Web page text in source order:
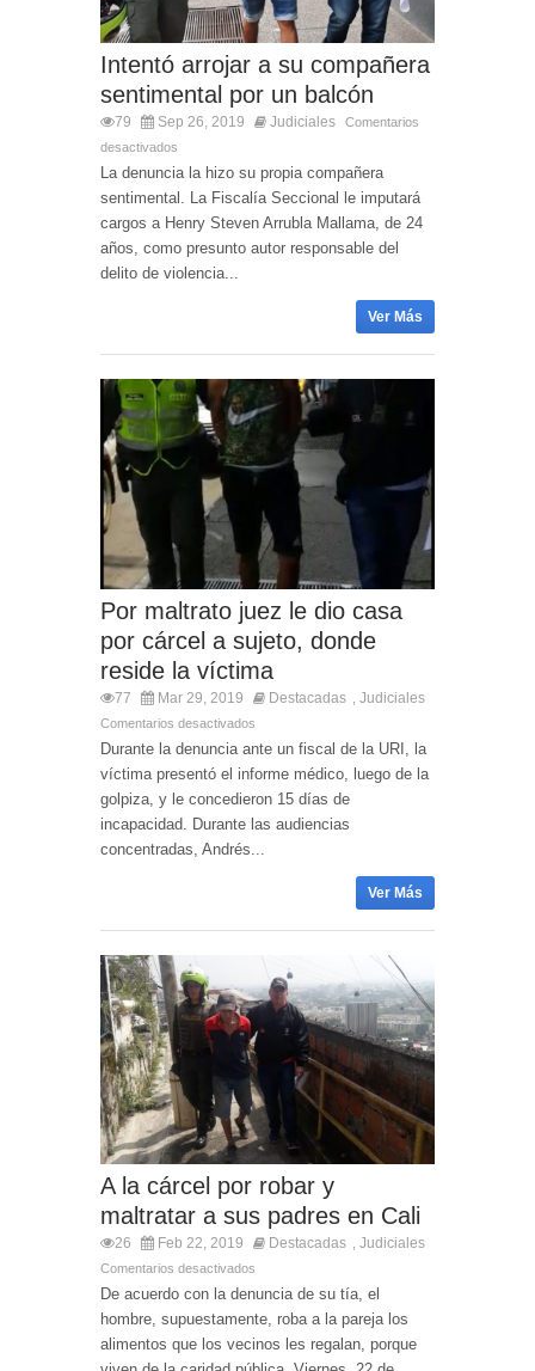
Intentó arrojar a su compañera
sentimental por un balcón
79 Sep 26, 2019 Judiciales
Comentarios
desactivados
La denuncia la hizo su propia compañera
sentimental. La Fiscalía Seccional le imputará
cargos a Henry Steven Arrubla Mallama, de 24
años, como presunto autor responsable del
delito de violencia...
Ver Más
Por maltrato juez le dio casa
por cárcel a sujeto, donde
reside la víctima
77 Mar 29, 2019 Destacadas Judiciales
Comentarios desactivados
Durante la denuncia ante un fiscal de la URI, la
víctima presentó el informe médico, luego de la
golpiza, y le concedieron 15 días de
incapacidad. Durante las audiencias
concentradas, Andrés...
Ver Más
A la cárcel por robar y
maltratar a sus padres en Cali
26 Feb 22, 2019 Destacadas Judiciales
Comentarios desactivados
De acuerdo con la denuncia de su tía, el
hombre, supuestamente, roba a la pareja los
alimentos que los vecinos les regalan, porque